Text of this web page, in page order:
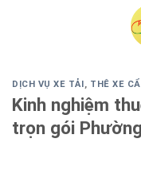
DỊCH VỤ XE TẢI, THÊ XE
Kinh nghiệm
trọn gói